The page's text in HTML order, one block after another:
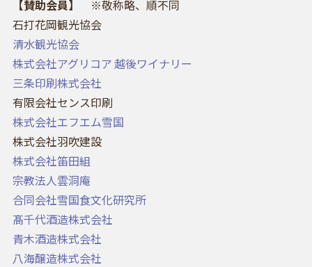
【賛助会員】
※敬称略、順不同
石打花岡観光協会
清水観光協会
株式会社アグリコア 越後ワイナリー
三条印刷株式会社
有限会社センス印刷
株式会社エフエム雪国
株式会社羽吹建設
株式会社笛田組
宗教法人雲洞庵
合同会社雪国食文化研究所
髙千代酒造株式会社
青木酒造株式会社
八海醸造株式会社